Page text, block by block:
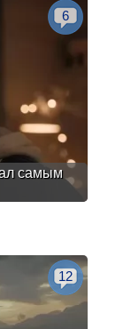
самым
6
12